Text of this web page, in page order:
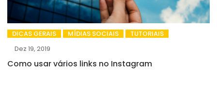
DICAS GERAIS MÍDIAS SOCIAIS
TUTORIAIS
Dez 19, 2019
Como usar vários links no Instagram